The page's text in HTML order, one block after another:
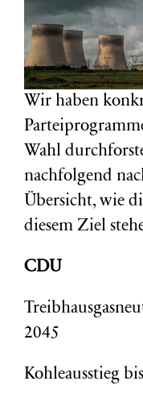
Wir haben
Wahl
nachfolgend
Übersicht, wie
diesem Ziel
CDU
2045
Kohleausstieg